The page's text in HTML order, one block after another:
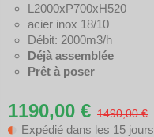
L2000xP700xH520
acier inox 18/10
Débit: 2000m3/h
Déjà assemblée
Prêt à poser
1190,00 € 1490,00 €
Expédié dans les 15 jours